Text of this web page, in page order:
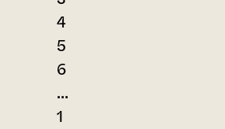
4
5
6
...
1